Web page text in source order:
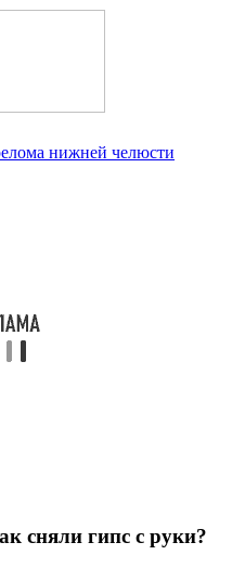
нижней челюсти
сняли гипс с руки?